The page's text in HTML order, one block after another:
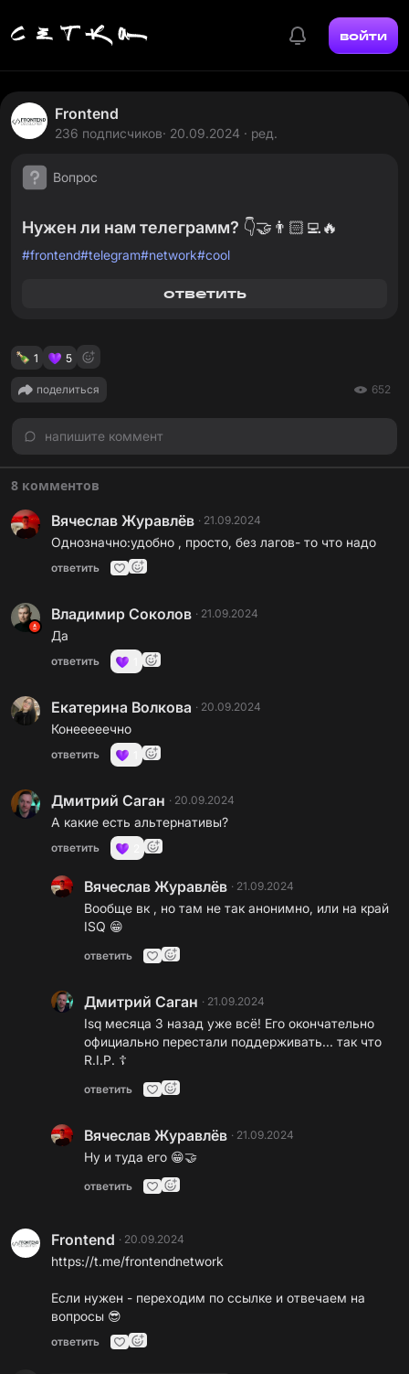
войти
Frontend
236 подписчиков· 20.09.2024 · ред.
Вопрос
Нужен ли нам телеграмм? 👇🤝👨🏻‍💻🔥
#frontend#telegram#network#cool
ответить
1 5
поделиться 652
напишите коммент
8 комментов
Вячеслав Журавлёв · 21.09.2024
Однозначно:удобно , просто, без лагов- то что надо
ответить
Владимир Соколов · 21.09.2024
Да
ответить
Екатерина Волкова · 20.09.2024
Конееееечно
ответить
Дмитрий Саган · 20.09.2024
А какие есть альтернативы?
ответить
Вячеслав Журавлёв · 21.09.2024
Вообще вк , но там не так анонимно, или на край
ISQ 😁
ответить
Дмитрий Саган · 21.09.2024
Isq месяца 3 назад уже всё! Его окончательно
официально перестали поддерживать... так что
R.I.P. ☦️
ответить
Вячеслав Журавлёв · 21.09.2024
Ну и туда его 😁🤝
ответить
Frontend · 20.09.2024
https://t.me/frontendnetwork
Если нужен - переходим по ссылке и отвечаем на
вопросы 😎
ответить